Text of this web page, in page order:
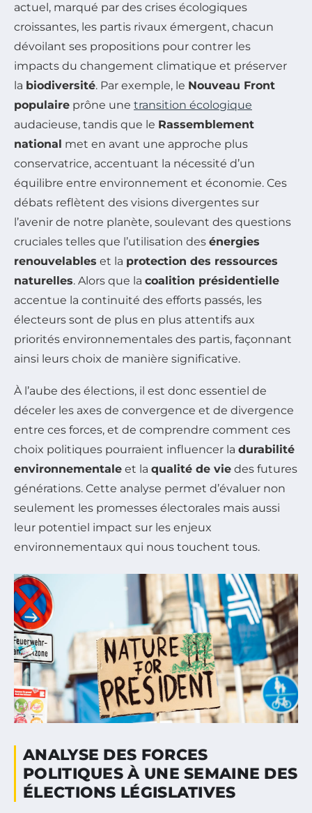
actuel, marqué par des crises écologiques
croissantes, les partis rivaux émergent, chacun
dévoilant ses propositions pour contrer les
impacts du changement climatique et préserver
la biodiversité. Par exemple, le Nouveau Front
populaire prône une transition écologique
audacieuse, tandis que le Rassemblement
national met en avant une approche plus
conservatrice, accentuant la nécessité d’un
équilibre entre environnement et économie. Ces
débats reflètent des visions divergentes sur
l’avenir de notre planète, soulevant des questions
cruciales telles que l’utilisation des énergies
renouvelables et la protection des ressources
naturelles. Alors que la coalition présidentielle
accentue la continuité des efforts passés, les
électeurs sont de plus en plus attentifs aux
priorités environnementales des partis, façonnant
ainsi leurs choix de manière significative.
À l’aube des élections, il est donc essentiel de
déceler les axes de convergence et de divergence
entre ces forces, et de comprendre comment ces
choix politiques pourraient influencer la durabilité
environnementale et la qualité de vie des futures
générations. Cette analyse permet d’évaluer non
seulement les promesses électorales mais aussi
leur potentiel impact sur les enjeux
environnementaux qui nous touchent tous.
ANALYSE DES FORCES
POLITIQUES À UNE SEMAINE DES
ÉLECTIONS LÉGISLATIVES